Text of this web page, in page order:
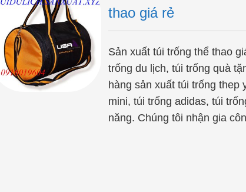
thao giá rẻ
Sản xuất túi trống thể thao
trống du lịch, túi trống quà
hàng sản xuất túi trống
mini, túi trống adidas, túi
năng. Chúng tôi nhận gia